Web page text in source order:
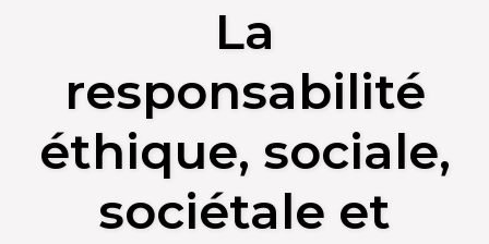
La
responsabilité
éthique, sociale,
sociétale et